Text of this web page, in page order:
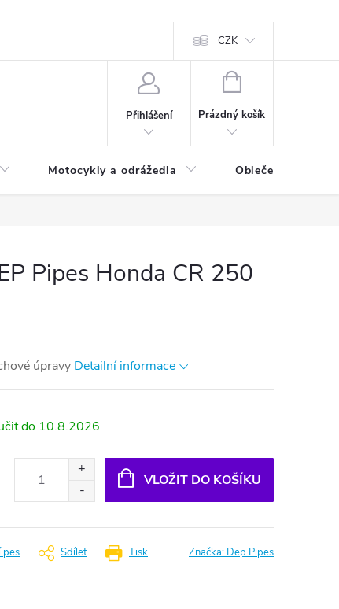
CZK
Přihlášení
NÁKUPNÍ
Prázdný košík
Motocykly a odrážedla Oblečení a
Pipes Honda CR 250
úpravy Detailní informace
10.8.2026
VLOŽIT DO KOŠÍKU
Tisk
pes Sdílet Značka: Dep Pipes